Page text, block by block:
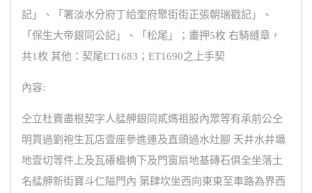
記」、「署淡水分府丁給奎府聚街街正張朝瑞戳記」、
「保生大帝銀同公記」、「松尾」；畫押5枚 右騎縫章，
共1枚 其他：契尾ET1683；ET1690之上手契
內容:
仝立杜賣盡根契字人艋舺銀同貳媽祖股內眾等有承前公仝
明買過劉袍生瓦店壹座參進連及直頭過水灶腳 天井水井壙
地壹切等件上及瓦礢楹桷下及門窗扇地基磚石俱全坐落土
名艋舺新街寶斗仁隘門內 第肆坎坐西向東東至車路為界西